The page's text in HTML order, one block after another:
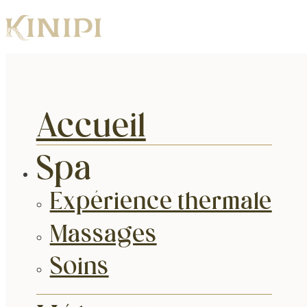
Accueil
Spa
Expérience thermale
Massages
Soins